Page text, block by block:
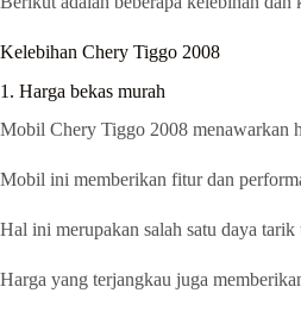
Kelebihan Chery Tiggo 2008
1. Harga bekas murah
Mobil Chery Tiggo 2008 menawarkan
Mobil ini memberikan fitur dan
Hal ini merupakan salah satu daya
Harga yang terjangkau juga